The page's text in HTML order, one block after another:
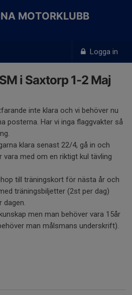
Logga in
MOTORKLUBB
i Saxtorp 1-2 Maj
inte klara och vi behöver nu
posterna. Har vi inga flaggvakter så
klara senast 22/4, gå in och
med om en riktigt kul tävling
till träningskort för nästa år och
träningsbiljetter (2st per dag)
dagen.
men man behöver vara 15år
man målsmans underskrift).